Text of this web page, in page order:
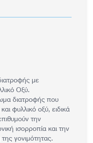
με
Οξύ.
διατροφής που
φυλλικό οξύ, ειδικά
την
ισορροπία και την
γονιμότητας.